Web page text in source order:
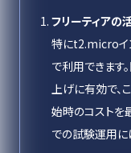
フリーティアの
特にt2.microイ
で利用できます
上げに有効で、
始時のコストを
での試験運用に